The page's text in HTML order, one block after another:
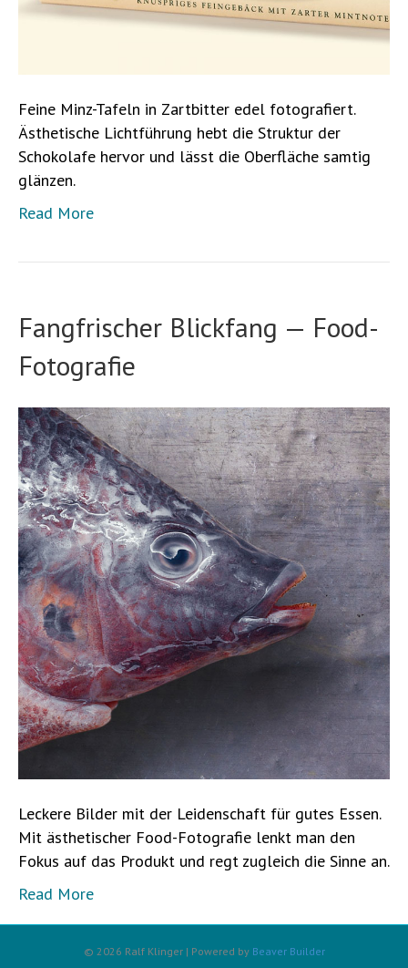
Feine Minz-Tafeln in Zartbitter edel fotografiert.
Ästhetische Lichtführung hebt die Struktur der
Schokolafe hervor und lässt die Oberfläche samtig
glänzen.
Read More
Fangfrischer Blickfang — Food-
Fotografie
Leckere Bilder mit der Leidenschaft für gutes Essen.
Mit ästhetischer Food-Fotografie lenkt man den
Fokus auf das Produkt und regt zugleich die Sinne an.
Read More
© 2026 Ralf Klinger | Powered by Beaver Builder